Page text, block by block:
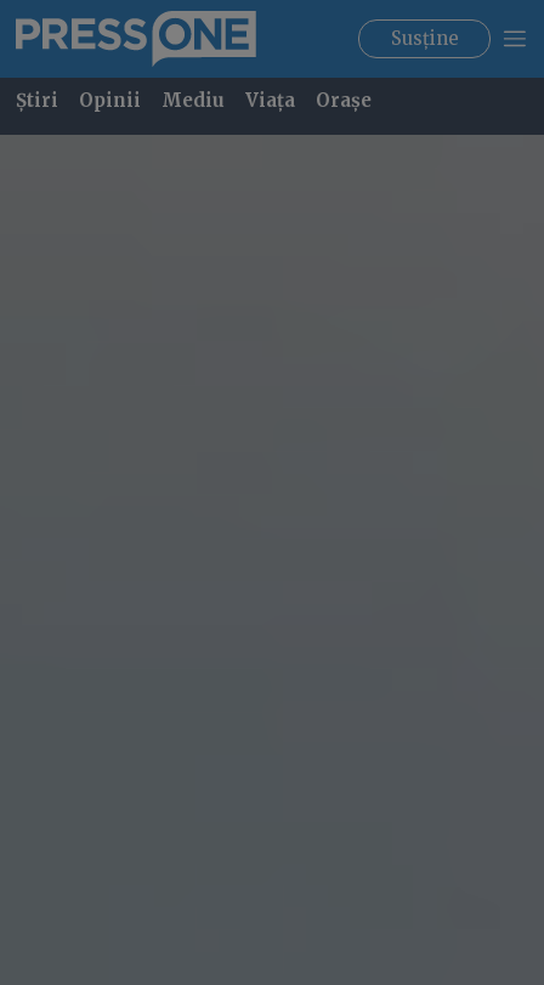
Susține
Știri Opinii Mediu Viața Orașe